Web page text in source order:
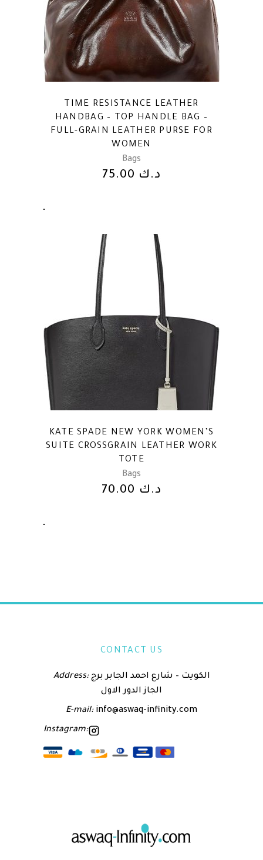
TIME RESISTANCE LEATHER
HANDBAG – TOP HANDLE BAG –
FULL-GRAIN LEATHER PURSE FOR
WOMEN
Bags
د.ك
KATE SPADE NEW YORK WOMEN’S
SUITE CROSSGRAIN LEATHER WORK
TOTE
Bags
د.ك
CONTACT US
Address:الكويت – شارع احمد الجابر برج
الجاز الدور الاول
E-mail:info@aswaq-infinity.com
Instagram: